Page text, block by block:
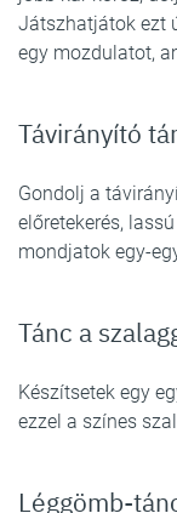
Játszhatjátok ezt
egy mozdulatot,
Távirányító
Gondolj a
előretekerés,
mondjatok egy-
Tánc a
Készítsetek egy
ezzel a színes
Léggömb-